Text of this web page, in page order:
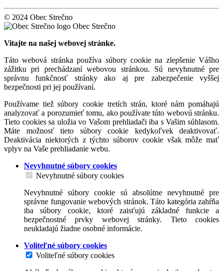
© 2024 Obec Strečno
Obec Strečno
Vitajte na našej webovej stránke.
Táto webová stránka používa súbory cookie na zlepšenie Vášho
zážitku pri prechádzaní webovou stránkou. Sú nevyhnutné pre
správnu funkčnosť stránky ako aj pre zabezpečenie vyššej
bezpečnosti pri jej používaní.
Používame tiež súbory cookie tretích strán, ktoré nám pomáhajú
analyzovať a porozumieť tomu, ako používate túto webovú stránku.
Tieto cookies sa uložia vo Vašom prehliadači iba s Vašim súhlasom.
Máte možnosť tieto súbory cookie kedykoľvek deaktivovať.
Deaktivácia niektorých z týchto súborov cookie však môže mať
vplyv na Vaše prehliadanie webu.
Nevyhnutné súbory cookies
Nevyhnutné súbory cookies
Nevyhnutné súbory cookie sú absolútne nevyhnutné pre
správne fungovanie webových stránok. Táto kategória zahŕňa
iba súbory cookie, ktoré zaisťujú základné funkcie a
bezpečnostné prvky webovej stránky. Tieto cookies
neukladajú žiadne osobné informácie.
Voliteľné súbory cookies
Voliteľné súbory cookies